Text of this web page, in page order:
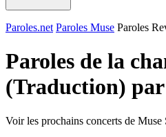
Paroles.net Paroles Muse Paroles
Paroles de la
(Traduction) par
Voir les prochains concerts de Muse